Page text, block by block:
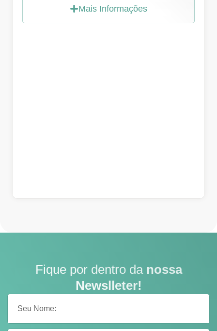
Mais Informações
Fique por dentro da nossa
Newslleter!